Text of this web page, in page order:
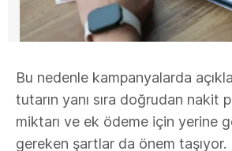
Bu nedenle kampanyalarda
tutarın yanı sıra doğrudan nakit
miktarı ve ek ödeme için yerine
gereken şartlar da önem taşıyor.